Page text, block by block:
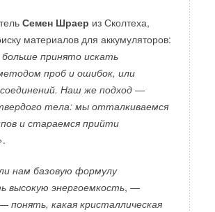
Семен Шраер из Сколтеха,
материалов для аккумуляторов:
принято искать
проб и ошибок, или
Наш же подход —
тела: мы отталкиваемся
и стараемся прийти
нам базовую формулу
высокую энергоемкость, —
какая кристаллическая
году
профилированному настилу
и складские объекты без
пешеходной нагрузки (в
СП 17.13330 «Кровли», п.
требующего